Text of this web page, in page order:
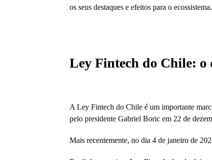
os seus destaques e efeitos para o
Ley Fintech do Chile: o
A Ley Fintech do Chile é um importante
pelo presidente Gabriel Boric em 22 de
Mais recentemente, no dia 4 de janeiro de